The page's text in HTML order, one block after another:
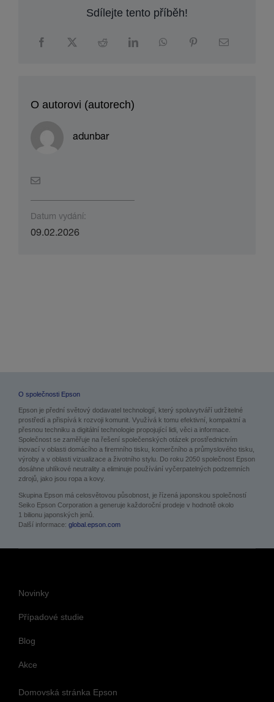
Sdílejte tento příběh!
O autorovi (autorech)
adunbar
Datum vydání:
09.02.2026
O společnosti Epson
Epson je přední světový dodavatel technologií, který spoluvytváří udržitelné
prostředí a přispívá k rozvoji komunit. Využívá k tomu efektivní, kompaktní a
přesnou techniku a digitální technologie propojující lidi, věci a informace.
Společnost se zaměřuje na řešení společenských otázek prostřednictvím
inovací v oblasti domácího a firemního tisku, komerčního a průmyslového tisku,
výroby a v oblasti vizualizace a životního stylu. Do roku 2050 společnost Epson
dosáhne uhlíkové neutrality a eliminuje používání vyčerpatelných podzemních
zdrojů, jako jsou ropa a kovy.
Skupina Epson má celosvětovou působnost, je řízená japonskou společností
Seiko Epson Corporation a generuje každoroční prodeje v hodnotě okolo
1 bilionu japonských jenů.
Další informace: global.epson.com
Novinky
Případové studie
Blog
Akce
Domovská stránka Epson